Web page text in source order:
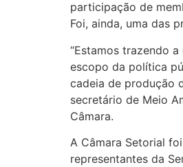
participação de
Foi, ainda, uma das
“Estamos trazendo
escopo da política
cadeia de produção
secretário de Meio
Câmara.
A Câmara Setorial
representantes da